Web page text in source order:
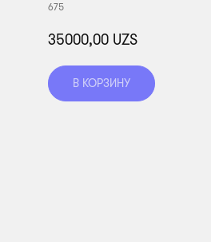
675
35000,00 UZS
В КОРЗИНУ